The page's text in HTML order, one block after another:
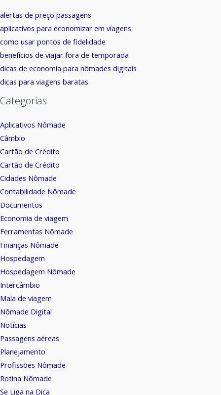
alertas de preço passagens
aplicativos para economizar em viagens
como usar pontos de fidelidade
benefícios de viajar fora de temporada
dicas de economia para nômades digitais
dicas para viagens baratas
Categorias
Aplicativos Nômade
Câmbio
Cartão de Crédito
Cartão de Crédito
Cidades Nômade
Contabilidade Nômade
Documentos
Economia de viagem
Ferramentas Nômade
Finanças Nômade
Hospedagem
Hospedagem Nômade
Intercâmbio
Mala de viagem
Nômade Digital
Notícias
Passagens aéreas
Planejamento
Profissões Nômade
Rotina Nômade
Se Liga na Dica